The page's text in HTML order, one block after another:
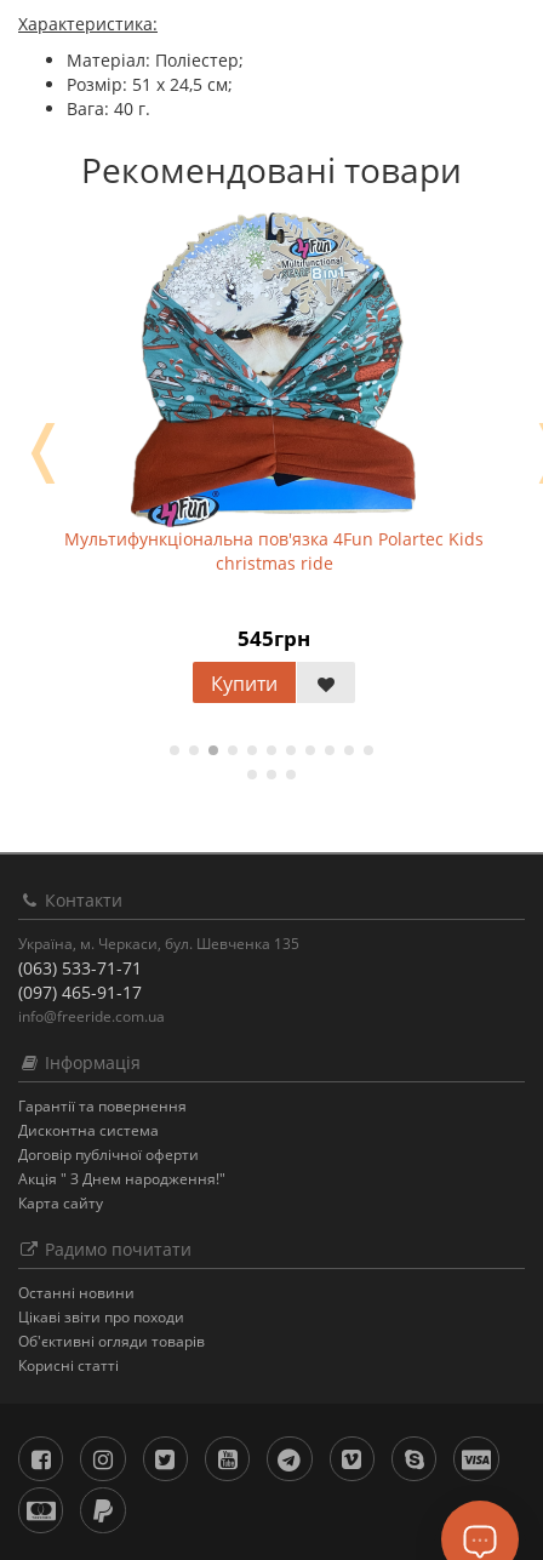
Характеристика:
Матеріал: Поліестер;
Розмір: 51 x 24,5 см;
Вага: 40 г.
Рекомендовані товари
Мультифункціональна пов'язка 4Fun Polartec Kids
christmas ride
545грн
Купити
❬
Контакти
Україна, м. Черкаси, бул. Шевченка 135
(063) 533-71-71
(097) 465-91-17
info@freeride.com.ua
Інформація
Гарантії та повернення
Дисконтна система
Договір публічної оферти
Акція " З Днем народження!"
Карта сайту
Радимо почитати
Останнi новини
Цікаві звіти про походи
Об'єктивні огляди товарів
Корисні статті